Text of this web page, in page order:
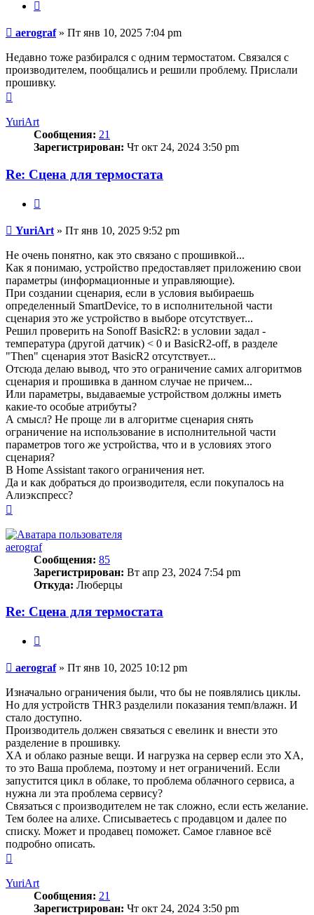
Сообщение
aerograf» Пт янв 10, 2025 7:04 pm
Недавно тоже разбирался с одним термостатом. Связался с
производителем, пообщались и решили проблему. Прислали
прошивку.
началу
YuriArt
Сообщения: 21
Зарегистрирован: Чт окт 24, 2024 3:50 pm
Re: Сцена для термостата
Сообщение
YuriArt » Пт янв 10, 2025 9:52 pm
Не очень понятно, как это связано с прошивкой...
Как я понимаю, устройство предоставляет приложению свои
параметры (информационные и управляющие).
При создании сценария, если в условия выбираешь
определенный SmartDevice, то в исполнительной части
сценария это же устройство в выборе отсутствует...
Решил проверить на Sonoff BasicR2: в условии задал -
температура (другой датчик) < 0 и BasicR2-off, в разделе
"Then" сценария этот BasicR2 отсутствует...
Отсюда делаю вывод, что это ограничение самих алгоритмов
сценария и прошивка в данном случае не причем...
Или параметры, выдаваемые устройством должны иметь
какие-то особые атрибуты?
А смысл? Не проще ли в алгоритме сценария снять
ограничение на использование в исполнительной части
параметров того же устройства, что и в условиях этого
сценария?
В Home Assistant такого ограничения нет.
Да и как добраться до производителя, если покупалось на
Алиэкспресс?
началу
aerograf
Сообщения: 85
Зарегистрирован: Вт апр 23, 2024 7:54 pm
Откуда: Люберцы
Re: Сцена для термостата
Сообщение
aerograf» Пт янв 10, 2025 10:12 pm
Изначально ограничения были, что бы не появлялись циклы.
Но для устройств THR3 разделили показания темп/влажн. И
стало доступно.
Производитель должен связаться с евелинк и внести это
разделение в прошивку.
ХА и облако разные вещи. И нагрузка на сервер если это ХА,
то это Ваша проблема, поэтому и нет ограничений. Если
запустится цикл в облаке, то проблема облачного сервиса, а
нужна ли эта проблема сервису?
Связаться с производителем не так сложно, если есть желание.
Тем более на алихе. Списываетесь с продавцом и далее по
списку. Может и продавец поможет. Самое главное всё
подробно описать.
началу
YuriArt
Сообщения: 21
Зарегистрирован: Чт окт 24, 2024 3:50 pm